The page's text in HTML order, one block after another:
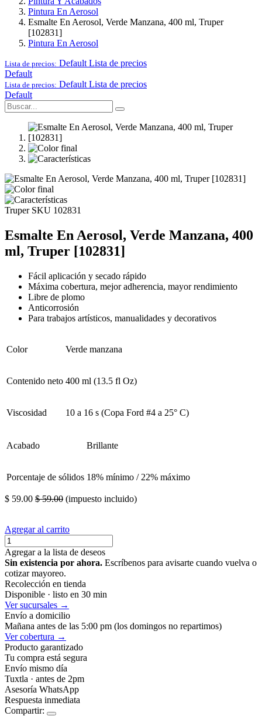
Pintura En Aerosol
Esmalte En Aerosol, Verde Manzana, 400 ml, Truper
[102831]
Pintura En Aerosol
Lista de precios: Default Lista de precios
Default
Lista de precios: Default Lista de precios
Default
Truper SKU 102831
Esmalte En Aerosol, Verde Manzana, 400
ml, Truper [102831]
Fácil aplicación y secado rápido
Máxima cobertura, mejor adherencia, mayor rendimiento
Libre de plomo
Anticorrosión
Para trabajos artísticos, manualidades y decorativos
Color Verde manzana
Contenido neto 400 ml (13.5 fl Oz)
Viscosidad 10 a 16 s (Copa Ford #4 a 25° C)
Acabado Brillante
Porcentaje de sólidos 18% mínimo / 22% máximo
$ 59.00 $59.00 (impuesto incluido)
Agregar al carrito
Agregar a la lista de deseos
Sin existencia por ahora. Escríbenos para avisarte cuando vuelva o
cotizar mayoreo.
Recolección en tienda
Disponible · listo en 30 min
Ver sucursales →
Envío a domicilio
Mañana antes de las 5:00 pm (los domingos no repartimos)
Ver cobertura →
Producto garantizado
Tu compra está segura
Envío mismo día
Tuxtla · antes de 2pm
Asesoría WhatsApp
Respuesta inmediata
Compartir: